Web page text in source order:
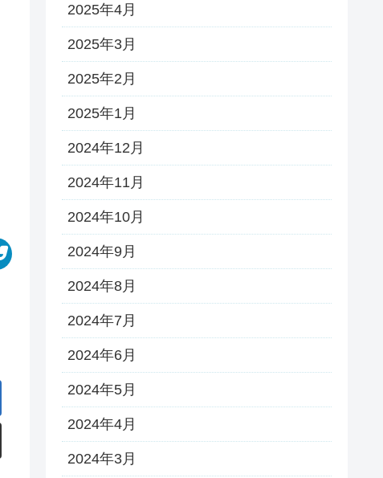
2025年4月
2025年3月
2025年2月
2025年1月
2024年12月
2024年11月
2024年10月
2024年9月
2024年8月
2024年7月
2024年6月
2024年5月
2024年4月
2024年3月